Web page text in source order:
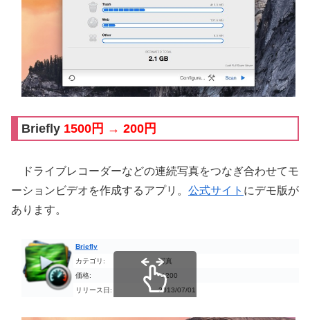
Briefly 1500円 → 200円
ドライブレコーダーなどの連続写真をつなぎ合わせてモ
ーションビデオを作成するアプリ。 公式サイト にデモ版が
あります。
Briefly
カテゴリ:
写真
価格:
￥200
リリース日:
2013/07/01